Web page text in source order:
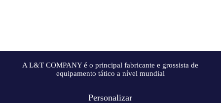
A L&T COMPANY é o principal fabricante e grossista de
equipamento tático a nível mundial
Personalizar